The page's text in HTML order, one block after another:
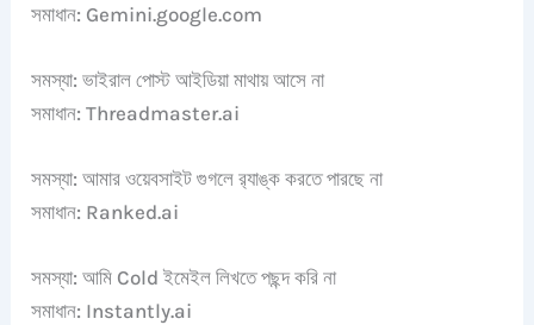
সমাধান: Gemini.google.com
সমস্যা: ভাইরাল পোস্ট আইডিয়া মাথায় আসে না
সমাধান: Threadmaster.ai
সমস্যা: আমার ওয়েবসাইট গুগলে র‍্যাঙ্ক করতে পারছে না
সমাধান: Ranked.ai
সমস্যা: আমি Cold ইমেইল লিখতে পছন্দ করি না
সমাধান: Instantly.ai